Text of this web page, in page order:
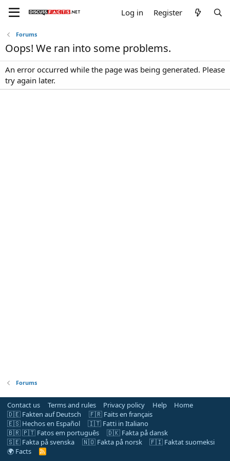
Log in Register
Forums
Oops! We ran into some problems.
An error occurred while the page was being generated. Please
try again later.
Forums
Contact us Terms and rules Privacy policy Help
Home
🇩🇪 Fakten auf Deutsch
🇫🇷 Faits en français
🇪🇸 Hechos en Español
🇮🇹 Fatti in Italiano
🇧🇷 🇵🇹 Fatos em português
🇩🇰 Fakta på dansk
🇸🇪 Fakta på svenska
🇳🇴 Fakta på norsk
🇫🇮 Faktat suomeksi
🌍 Facts
R